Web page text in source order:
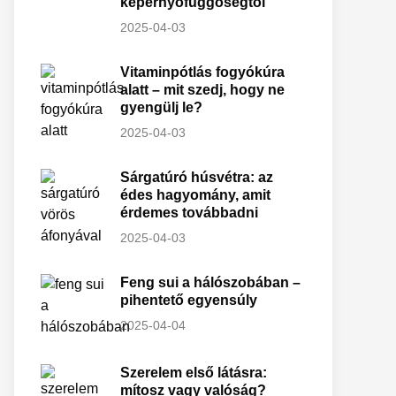
2025-04-03
Vitaminpótlás fogyókúra
alatt – mit szedj, hogy ne
gyengülj le?
2025-04-03
Sárgatúró húsvétra: az
édes hagyomány, amit
érdemes továbbadni
2025-04-03
Feng sui a hálószobában –
pihentető egyensúly
2025-04-04
Szerelem első látásra:
mítosz vagy valóság?